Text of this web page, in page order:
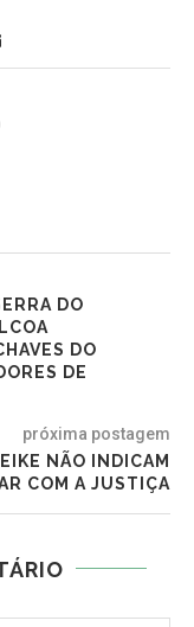
DO
DO
DE
próxima postagem
NÃO INDICAM
COM A JUSTIÇA